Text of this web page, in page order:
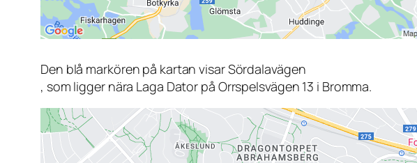
Den blå markören på kartan visar Sördalavägen
, som ligger nära Laga Dator på Orrspelsvägen 13 i Bromma.